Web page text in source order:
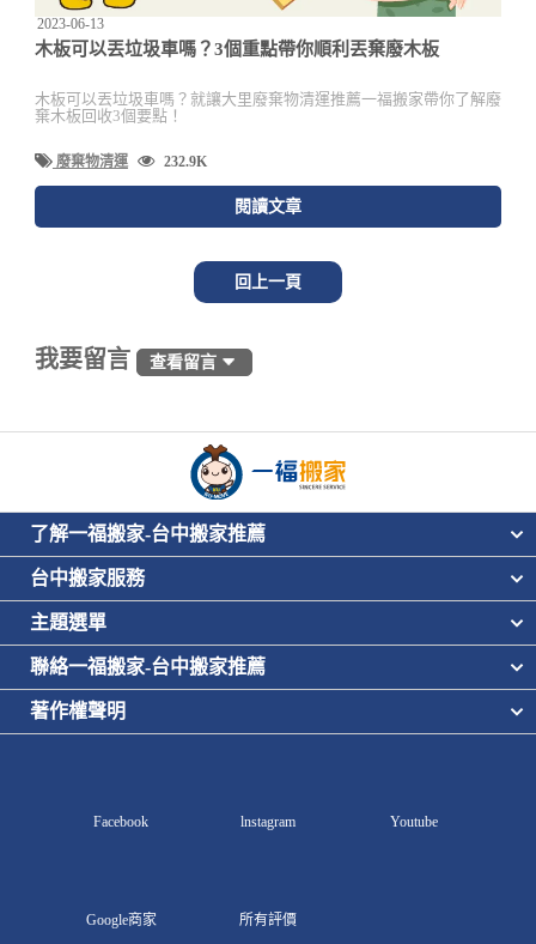
2023-06-13
木板可以丟垃圾車嗎？3個重點帶你順利丟棄廢木板
木板可以丟垃圾車嗎？就讓大里廢棄物清運推薦一福搬家帶你了解廢
棄木板回收3個要點！
廢棄物清運 232.9K
閱讀文章
回上一頁
我要留言 查看留言
了解一福搬家-台中搬家推薦
台中搬家服務
主題選單
聯絡一福搬家-台中搬家推薦
著作權聲明
Facebook lnstagram Youtube
Google商家 所有評價